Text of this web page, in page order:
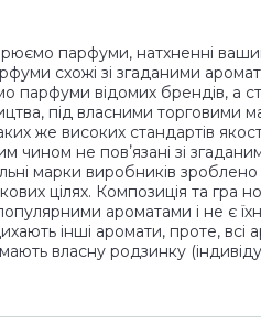
парфуми, натхненні
схожі зі згаданими
парфуми відомих брендів, а
під власними торговими
же високих стандартів
чином не повʼязані зі
марки виробників
цілях. Композиція та гра
ароматами і не є
інші аромати, проте, всі
власну родзинку